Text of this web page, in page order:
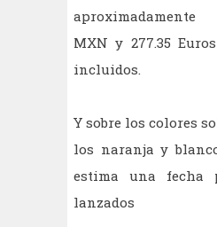
aproximadamente
MXN y 277.35
incluidos.
Y sobre los colores
los naranja y
estima una fecha
lanzados